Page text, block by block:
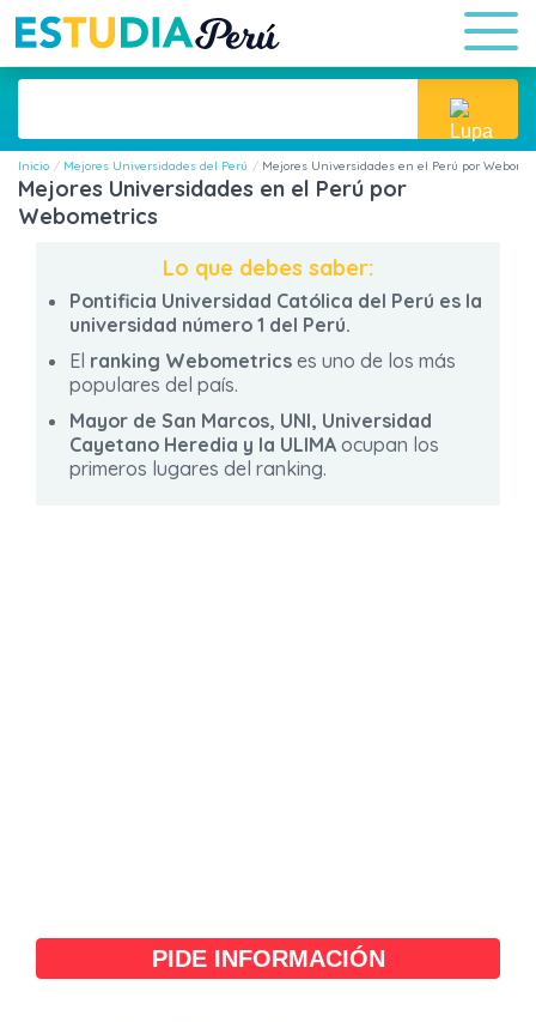
Inicio Mejores Universidades del Perú Mejores Universidades en el Perú por
Mejores Universidades en el Perú por
Webometrics
Lo que debes saber:
Pontificia Universidad Católica del Perú es la
universidad número 1 del Perú.
El ranking Webometrics es uno de los más
populares del país.
Mayor de San Marcos, UNI, Universidad
Cayetano Heredia y la ULIMA ocupan los
primeros lugares del ranking.
PIDE INFORMACIÓN